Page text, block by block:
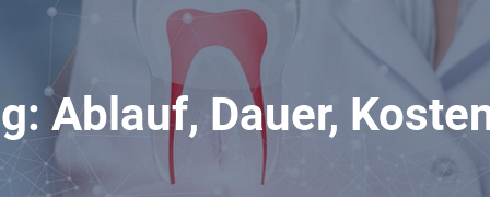
Hausratversicherung
Verkehrsrechtsschutz
Norovirus: Symptome & Behandlung
Nierenschmerzen
Kopfschmerzen
Ablauf, Dauer,